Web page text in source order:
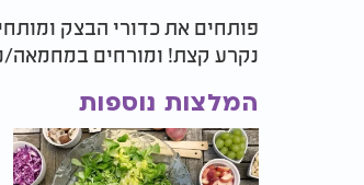
פותחים את כדורי הבצק
נקרע קצת! ומורחים במחמאה/
המלצות נוספות